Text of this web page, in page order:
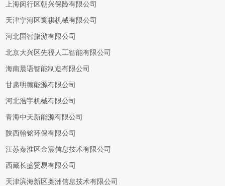
上海闵行区朝兴保险有限公司
天津宁河区寰祺机械有限公司
河北国智旅游有限公司
北京大兴区先福人工智能有限公司
海南晨语智能制造有限公司
甘肃明德能源有限公司
河北浩宇机械有限公司
青海中天新能源有限公司
陕西翰铭环保有限公司
江苏秦淮区金宸信息技术有限公司
西藏长盛贸易有限公司
天津滨海新区奥洲信息技术有限公司